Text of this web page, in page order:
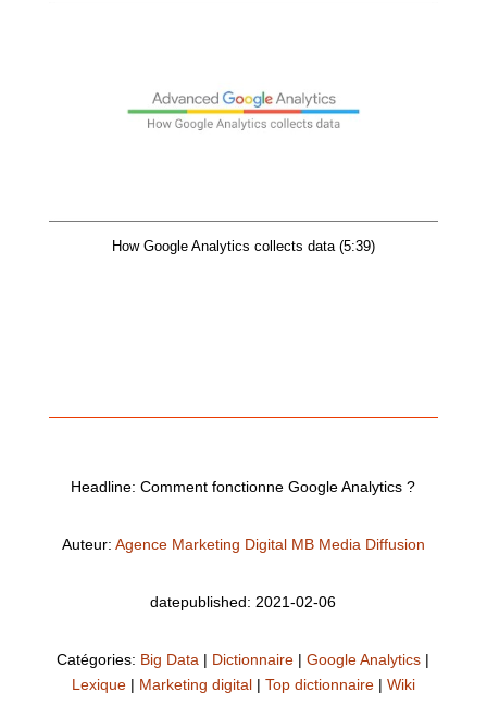
How Google Analytics collects data (5:39)
Headline: Comment fonctionne Google Analytics ?
Auteur: Agence Marketing Digital MB Media Diffusion
datepublished: 2021-02-06
Catégories: Big Data | Dictionnaire |Google Analytics |
Lexique| Marketing digital| Top dictionnaire| Wiki